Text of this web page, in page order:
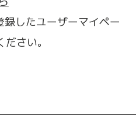
したユーザーマイペー
さい。